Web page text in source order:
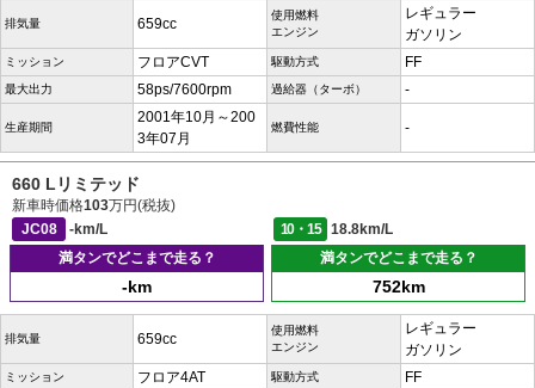
排気量 659cc
使用燃料
エンジン
レギュラー
ガソリン
ミッション フロアCVT 駆動方式 FF
最大出力 58ps/7600rpm 過給器（ターボ） -
生産期間
2001年10月～200
3年07月
燃費性能 -
660 Lリミテッド
新車時価格103万円(税抜)
JC08
-km/L 10・15
18.8km/L
満タンでどこまで走る？
-km
満タンでどこまで走る？
752km
排気量 659cc
使用燃料
エンジン
レギュラー
ガソリン
ミッション フロア4AT 駆動方式 FF